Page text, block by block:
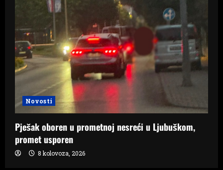
Novosti
Pješak oboren u prometnoj nesreći u Ljubuškom,
promet usporen
8 kolovoza, 2026